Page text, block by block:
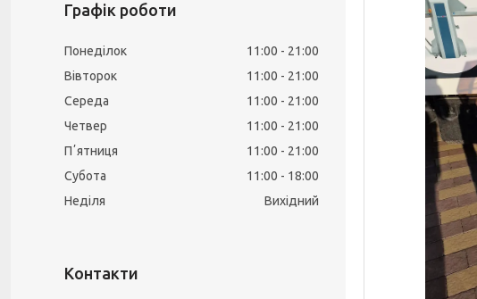
Графік роботи
Понеділок 11:00
21:00
Вівторок
11:00
21:00
Середа
11:00
21:00
Четвер
11:00
21:00
Пʼятниця
11:00
21:00
Субота
11:00
18:00
Неділя
Вихідний